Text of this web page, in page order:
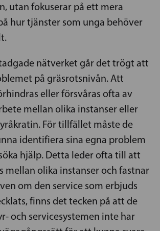
utan fokuserar på ett mera
hur tjänster som unga behöver
nätverket går det trögt att
på gräsrotsnivån. Att
eller försvåras ofta av
mellan olika instanser eller
För tillfället måste de
identifiera sina egna problem
hjälp. Detta leder ofta till att
mellan olika instanser och fastnar
om den service som erbjuds
finns det tecken på att de
och servicesystemen inte har